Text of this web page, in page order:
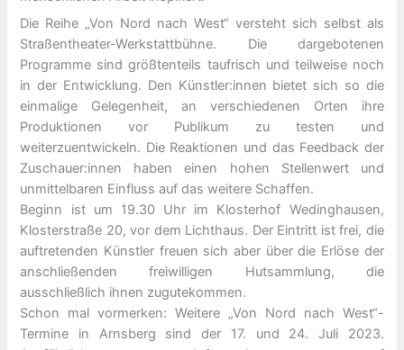
Die Reihe „Von Nord nach West“ versteht sich selbst als
Straßentheater-Werkstattbühne. Die dargebotenen
Programme sind größtenteils taufrisch und teilweise noch
in der Entwicklung. Den Künstler:innen bietet sich so die
einmalige Gelegenheit, an verschiedenen Orten ihre
Produktionen vor Publikum zu testen und
weiterzuentwickeln. Die Reaktionen und das Feedback der
Zuschauer:innen haben einen hohen Stellenwert und
unmittelbaren Einfluss auf das weitere Schaffen.
Beginn ist um 19.30 Uhr im Klosterhof Wedinghausen,
Klosterstraße 20, vor dem Lichthaus. Der Eintritt ist frei, die
auftretenden Künstler freuen sich aber über die Erlöse der
anschließenden freiwilligen Hutsammlung, die
ausschließlich ihnen zugutekommen.
Schon mal vormerken: Weitere „Von Nord nach West“-
Termine in Arnsberg sind der 17. und 24. Juli 2023.